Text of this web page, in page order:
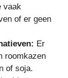
vaak
of er geen
Er
roomkazen
of soja.